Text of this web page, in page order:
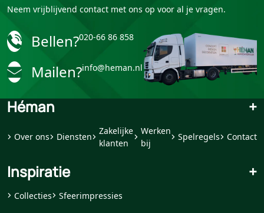
Neem vrijblijvend contact met ons op voor al je vragen.
Bellen?020-66 86 858
Mailen?info@heman.nl
Héman +
Over ons Diensten
Zakelijke
klanten
Werken
bij
Spelregels Contact
Inspiratie +
Collecties Sfeerimpressies